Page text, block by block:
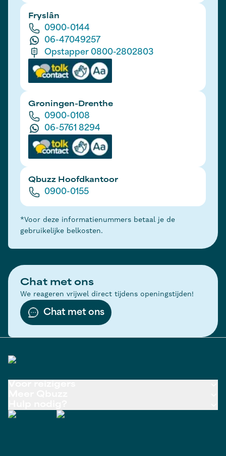
Fryslân
0900-0144
06-47049257
Opstapper 0800-2802803
Groningen-Drenthe
0900-0108
06-5761 8294
Qbuzz Hoofdkantoor
0900-0155
*Voor deze informatienummers betaal je de
gebruikelijke belkosten.
Chat met ons
We reageren vrijwel direct tijdens openingstijden!
Chat met ons